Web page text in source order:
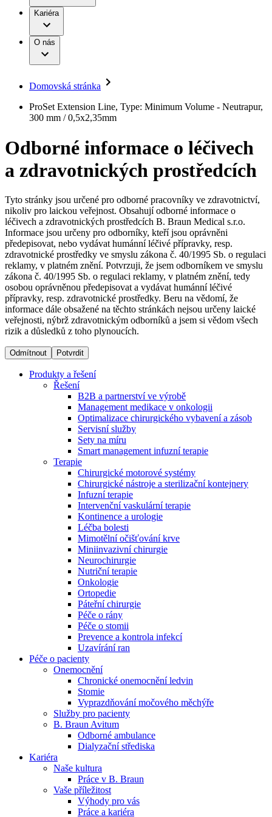
Léčba bolesti
Mimotělní očišťování krve
Neurochirurgie
Nutriční terapie
Ortopedie
Páteřní chirurgie
Péče o rány
Péče o stomii
Uzavírání ran
Řešení
Terapie
Produktový katalog​
Objevte naše produkty. Navštivte produktový katalog B.
Braun s našim kompletním produktovým portfoliem.
Onemocnění
B. Braun Avitum
Dialyzační střediska​
B. Braun Avitum poskytuje kvalitní dialyzační péči ve všech
svých střediscích v České republice. Více informací se
dozvíte na stránkách jednotlivých středisek.
Odborné ambulance
Naše specializované ambulance jsou tu pro vás. Zvolte
specializaci a město, které potřebujete, a objednejte se do naší
ambulance.
Práce a kariéra
Naše kultura
Vaše příležitost​
Nabídky pracovních míst
Objevte své kariérní příležitosti ​v B. Braun. Vyhledejte náš trh
práce​ pro zajímavé pozice.​
Odpovědnost
Média
Tiskové zprávy
Kontaktní formulář
Registrace k odběru newsletteru
Společnost
Odpovědnost
Média
Kontakt
Zůstaňte v dialogu s B. Braun. ​Kontaktujte nás.​
Kariéra
O nás
Domovská stránka
ProSet Extension Line, Type: Minimum Volume - Neutrapur,
300 mm / 0,5x2,35mm
Odborné informace o léčivech
a zdravotnických prostředcích
Tyto stránky jsou určené pro odborné pracovníky ve zdravotnictví,
nikoliv pro laickou veřejnost. Obsahují odborné informace o
léčivech a zdravotnických prostředcích B. Braun Medical s.r.o.
Informace jsou určeny pro odborníky, kteří jsou oprávněni
předepisovat, nebo vydávat humánní léčivé přípravky, resp.
zdravotnické prostředky ve smyslu zákona č. 40/1995 Sb. o regulaci
reklamy, v platném znění. Potvrzuji, že jsem odborníkem ve smyslu
zákona č. 40/1995 Sb. o regulaci reklamy, v platném znění, tedy
osobou oprávněnou předepisovat a vydávat humánní léčivé
přípravky, resp. zdravotnické prostředky. Beru na vědomí, že
informace dále obsažené na těchto stránkách nejsou určeny laické
veřejnosti, nýbrž zdravotnickým odborníků a jsem si vědom všech
rizik a důsledků z toho plynoucích.
Odmítnout Potvrdit
Produkty a řešení
Řešení
B2B a partnerství ve výrobě
Management medikace v onkologii
Optimalizace chirurgického vybavení a zásob
Servisní služby
Sety na míru
Smart management infuzní terapie​
Terapie
Chirurgické motorové systémy
Chirurgické nástroje a sterilizační kontejnery
Infuzní terapie
Intervenční vaskulární terapie
Kontinence a urologie
Léčba bolesti
Mimotělní očišťování krve
Miniinvazivní chirurgie
Neurochirurgie
Nutriční terapie
Onkologie
Ortopedie
Páteřní chirurgie
Péče o rány
Péče o stomii
Prevence a kontrola infekcí
Uzavírání ran
Péče o pacienty
Onemocnění
Chronické onemocnění ledvin
Stomie
Vyprazdňování močového měchýře
Služby pro pacienty
B. Braun Avitum
Odborné ambulance
Dialyzační střediska
Kariéra
Naše kultura
Práce v B. Braun
Vaše příležitost​
Výhody pro vás
Práce a kariéra